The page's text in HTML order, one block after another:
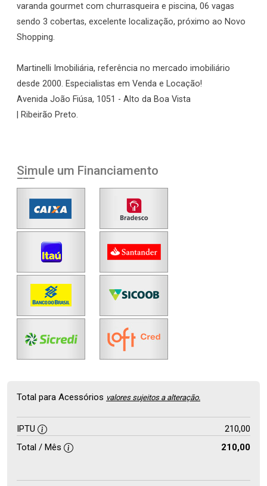
varanda gourmet com churrasqueira e piscina, 06 vagas
sendo 3 cobertas, excelente localização, próximo ao Novo
Shopping.
Martinelli Imobiliária, referência no mercado imobiliário
desde 2000. Especialistas em Venda e Locação!
Avenida João Fiúsa, 1051 - Alto da Boa Vista
| Ribeirão Preto.
Simule um Financiamento
Total para Acessórios valores sujeitos a alteração.
IPTU
210,00
Total / Mês
210,00